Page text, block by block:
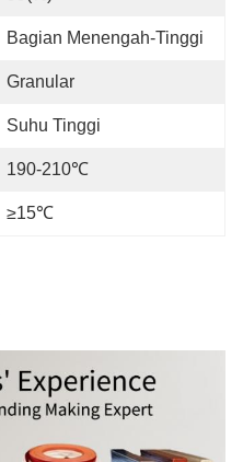
Bagian Menengah-Tinggi
Granular
Suhu Tinggi
190-210℃
≥15℃